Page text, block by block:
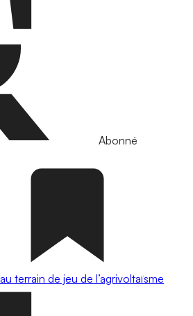
Abonné
terrain de jeu de l’agrivoltaïsme